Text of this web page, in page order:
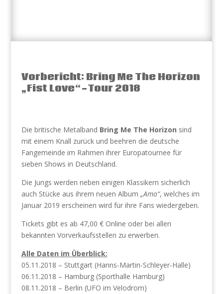
Vorbericht: Bring Me The Horizon
„Fist Love“-Tour 2018
Die britische Metalband Bring Me The Horizon sind
mit einem Knall zurück und beehren die deutsche
Fangemeinde im Rahmen ihrer Europatournee für
sieben Shows in Deutschland.
Die Jungs werden neben einigen Klassikern sicherlich
auch Stücke aus ihrem neuen Album „Amo“, welches im
Januar 2019 erscheinen wird für ihre Fans wiedergeben.
Tickets gibt es ab 47,00 € Online oder bei allen
bekannten Vorverkaufsstellen zu erwerben.
Alle Daten im Überblick:
05.11.2018 – Stuttgart (Hanns-Martin-Schleyer-Halle)
06.11.2018 – Hamburg (Sporthalle Hamburg)
08.11.2018 – Berlin (UFO im Velodrom)